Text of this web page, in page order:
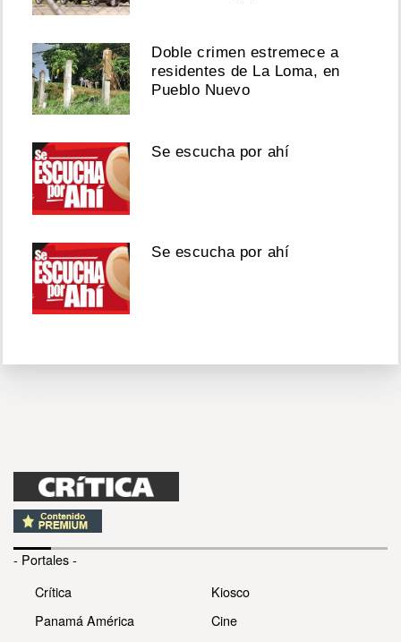
Doble crimen estremece a
residentes de La Loma, en
Pueblo Nuevo
Se escucha por ahí
Se escucha por ahí
- Portales -
Crítica
Panamá América
Kiosco
Cine